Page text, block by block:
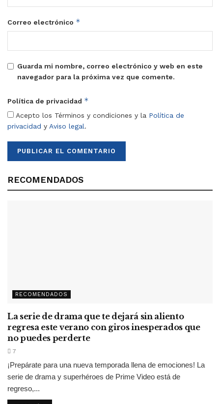
Correo electrónico *
Guarda mi nombre, correo electrónico y web en este
navegador para la próxima vez que comente.
Política de privacidad *
Acepto los Términos y condiciones y la Política de
privacidad y Aviso legal.
RECOMENDADOS
RECOMENDADOS
La serie de drama que te dejará sin aliento
regresa este verano con giros inesperados que
no puedes perderte
7
¡Prepárate para una nueva temporada llena de emociones! La
serie de drama y superhéroes de Prime Video está de
regreso,...